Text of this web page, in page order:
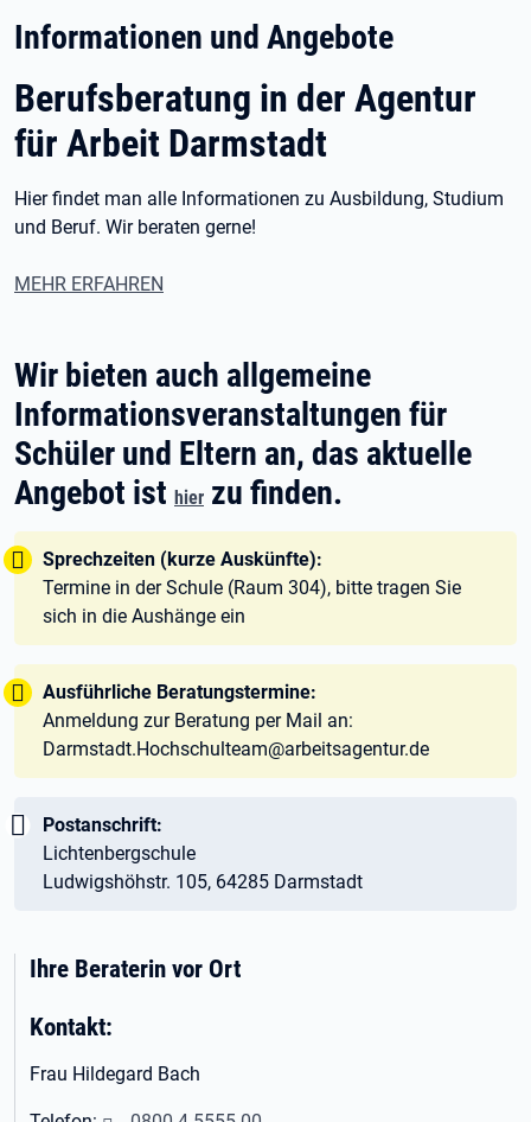
Informationen und Angebote
Berufsberatung in der Agentur
für Arbeit Darmstadt
Hier findet man alle Informationen zu Ausbildung, Studium
und Beruf. Wir beraten gerne!
MEHR ERFAHREN
Wir bieten auch allgemeine
Informationsveranstaltungen für
Schüler und Eltern an, das aktuelle
Angebot ist hier zu finden.
Tipp:
Sprechzeiten (kurze Auskünfte):
Termine in der Schule (Raum 304), bitte tragen Sie
sich in die Aushänge ein
Tipp:
Ausführliche Beratungstermine:
Anmeldung zur Beratung per Mail an:
Darmstadt.Hochschulteam@arbeitsagentur.de
Wichtig:
Postanschrift:
Lichtenbergschule
Ludwigshöhstr. 105, 64285 Darmstadt
Ihre Beraterin vor Ort
Kontakt:
Frau Hildegard Bach